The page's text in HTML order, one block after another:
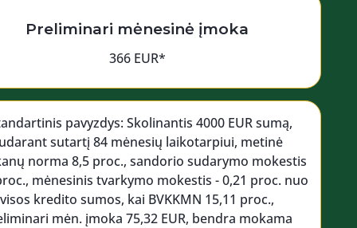
Preliminari mėnesinė įmoka
366 EUR*
pavyzdys: Skolinantis 4000 EUR sumą,
sutartį 84 mėnesių laikotarpiui, metinė
norma 8,5 proc., sandorio sudarymo mokestis
mėnesinis tvarkymo mokestis - 0,21 proc. nuo
visos kredito sumos, kai BVKKMN 15,11 proc.,
mėn. įmoka 75,32 EUR, bendra mokama